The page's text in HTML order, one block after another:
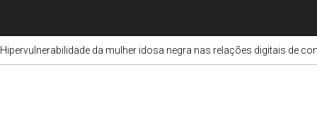
Hipervulnerabilidade da mulher idosa negra nas relações digitais de